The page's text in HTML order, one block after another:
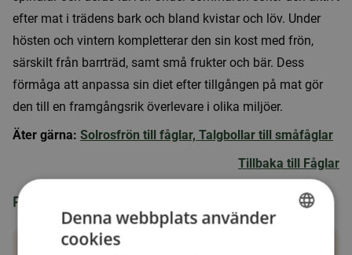
efter mat i trädens bark och bland kvistar och löv. Under
hösten och vintern kompletterar den sin kost med frön,
särskilt från barrträd, samt små frukter och bär. Dess
förmåga att anpassa sin diet efter tillgången på mat gör
den till en framgångsrik överlevare i olika miljöer.
Äter gärna: Solrosfrön till fåglar, Talgbollar till småfåglar
Tillbaka till Fåglar
Produkter relaterade till talltita:
Denna webbplats använder
cookies